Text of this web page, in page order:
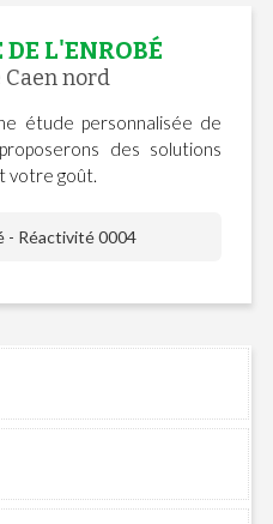
L'ENROBÉ
nord
étude personnalisée de
des solutions
votre goût.
- Réactivité 0004